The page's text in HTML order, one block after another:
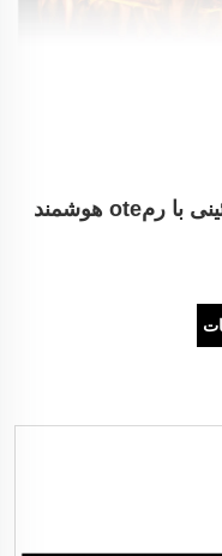
لوکسستار 50 اینچ کامین های تزئینی با رمote هوشمند